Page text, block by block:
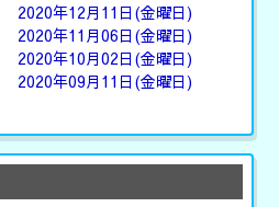
2020年12月11日(金曜日)
2020年11月06日(金曜日)
2020年10月02日(金曜日)
2020年09月11日(金曜日)